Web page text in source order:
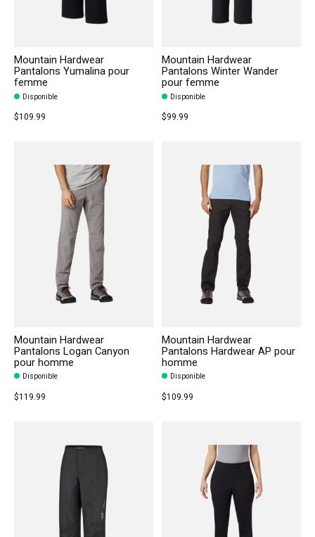
Mountain Hardwear
Pantalons Yumalina pour
femme
Disponible
$109.99
Mountain Hardwear
Pantalons Winter Wander
pour femme
Disponible
$99.99
Mountain Hardwear
Pantalons Logan Canyon
pour homme
Disponible
$119.99
Mountain Hardwear
Pantalons Hardwear AP pour
homme
Disponible
$109.99